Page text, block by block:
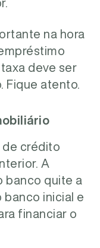
na hora
deve ser
Fique atento.
de crédito
A
banco quite a
inicial e
financiar o